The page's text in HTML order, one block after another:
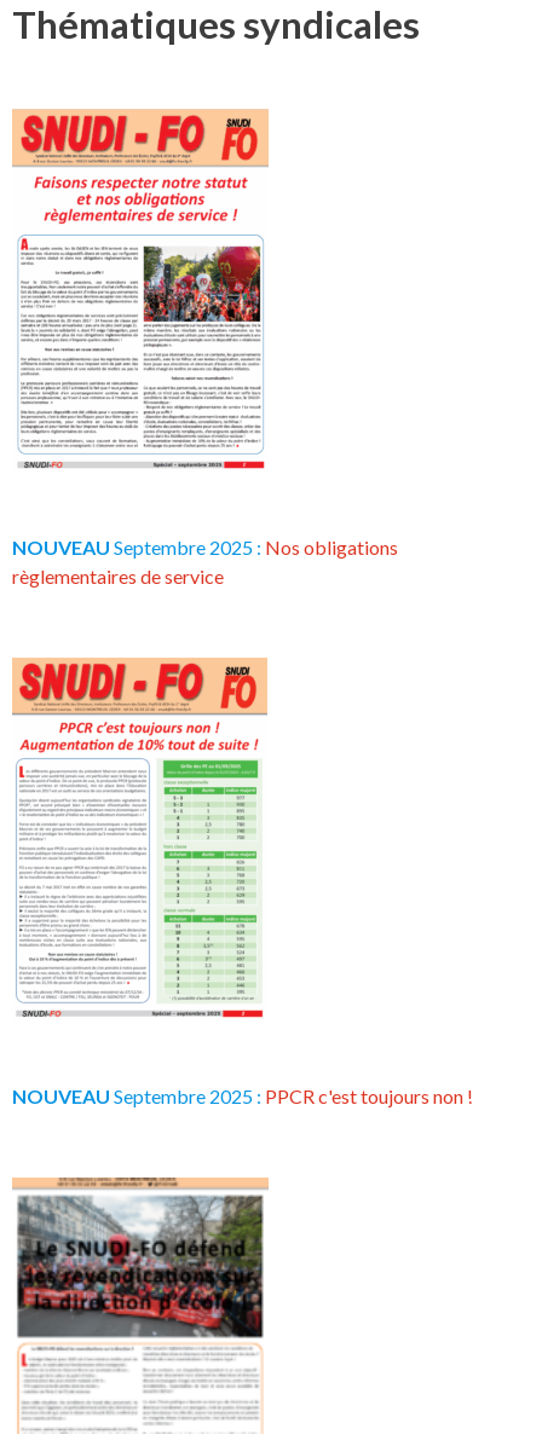
Thématiques syndicales
NOUVEAU Septembre 2025 : Nos obligations
règlementaires de service
NOUVEAU Septembre 2025 : PPCR c'est toujours non !